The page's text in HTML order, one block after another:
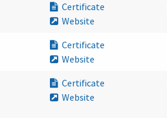
Certificate
Website
Certificate
Website
Certificate
Website